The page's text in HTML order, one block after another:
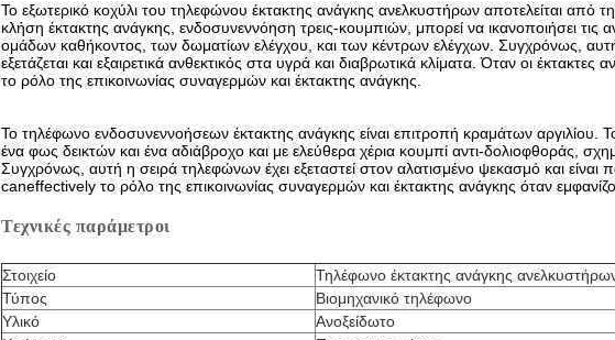
Το εξωτερικό κοχύλι του τηλεφώνου έκτακτης ανάγκης ανελκυστήρων αποτελείται από
κλήση έκτακτης ανάγκης, ενδοσυνεννόηση τρεις-κουμπιών, μπορεί να ικανοποιήσει
ομάδων καθήκοντος, των δωματίων ελέγχου, και των κέντρων ελέγχων. Συγχρόνως,
εξετάζεται και εξαιρετικά ανθεκτικός στα υγρά και διαβρωτικά κλίματα. Όταν οι
το ρόλο της επικοινωνίας συναγερμών και έκτακτης ανάγκης.
Το τηλέφωνο ενδοσυνεννοήσεων έκτακτης ανάγκης είναι επιτροπή κραμάτων αργιλίου.
ένα φως δεικτών και ένα αδιάβροχο και με ελεύθερα χέρια κουμπί αντι-δολιοφθοράς,
Συγχρόνως, αυτή η σειρά τηλεφώνων έχει εξεταστεί στον αλατισμένο ψεκασμό και είναι
caneffectively το ρόλο της επικοινωνίας συναγερμών και έκτακτης ανάγκης όταν
Τεχνικές παράμετροι
Στοιχείο
Τηλέφωνο έκτακτης ανάγκης
Τύπος
Βιομηχανικό τηλέφωνο
Υλικό
Ανοξείδωτο